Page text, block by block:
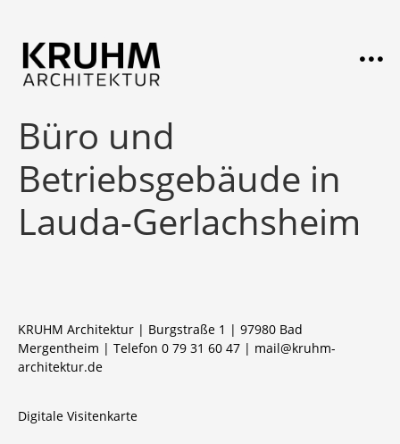
Büro und
Betriebsgebäude in
Lauda-Gerlachsheim
KRUHM Architektur | Burgstraße 1 | 97980 Bad
Mergentheim | Telefon 0 79 31 60 47 | mail@kruhm-
architektur.de
Digitale Visitenkarte